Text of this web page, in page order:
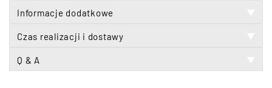
Informacje dodatkowe
Czas realizacji i dostawy
Q & A